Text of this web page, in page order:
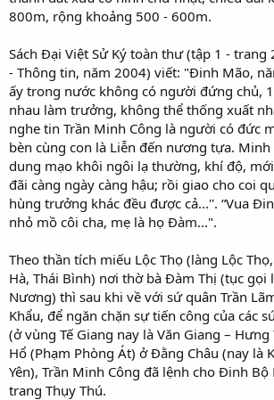
800m, rộng khoảng 500 - 600m.
Sách Đại Việt Sử Ký toàn thư (tập 1 - trang
- Thông tin, năm 2004) viết: "Đinh Mão,
ấy trong nước không có người đứng chủ,
nhau làm trưởng, không thể thống xuất
nghe tin Trần Minh Công là người có đức
bèn cùng con là Liễn đến nương tựa.
dung mạo khôi ngôi lạ thường, khí độ,
đãi càng ngày càng hậu; rồi giao cho coi
hùng trưởng khác đều được cả...''. “Vua
nhỏ mồ côi cha, mẹ là họ Đàm...".
Theo thần tích miếu Lộc Thọ (làng Lộc
Hà, Thái Bình) nơi thờ bà Đàm Thị (tục gọi
Nương) thì sau khi về với sứ quân Trần
Khẩu, để ngăn chặn sự tiến công của các
(ở vùng Tế Giang nay là Văn Giang – Hưng
Hổ (Phạm Phòng Át) ở Đằng Châu (nay là
Yên), Trần Minh Công đã lệnh cho Đinh
trang Thụy Thú.